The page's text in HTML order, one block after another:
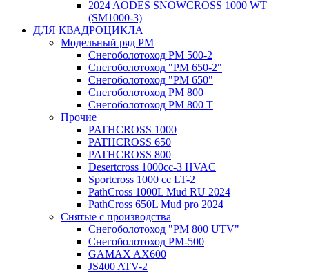
2024 AODES SNOWCROSS 1000 WT
(SM1000-3)
ДЛЯ КВАДРОЦИКЛА
Модельный ряд РМ
Снегоболотоход РМ 500-2
Снегоболотоход "РМ 650-2"
Снегоболотоход "РМ 650"
Снегоболотоход РМ 800
Снегоболотоход РМ 800 Т
Прочие
PATHCROSS 1000
PATHCROSS 650
PATHCROSS 800
Desertcross 1000cc-3 HVAC
Sportcross 1000 cc LT-2
PathCross 1000L Mud RU 2024
PathCross 650L Mud pro 2024
Снятые с производства
Снегоболотоход "РМ 800 UTV"
Снегоболотоход РМ-500
GAMAX AX600
JS400 ATV-2